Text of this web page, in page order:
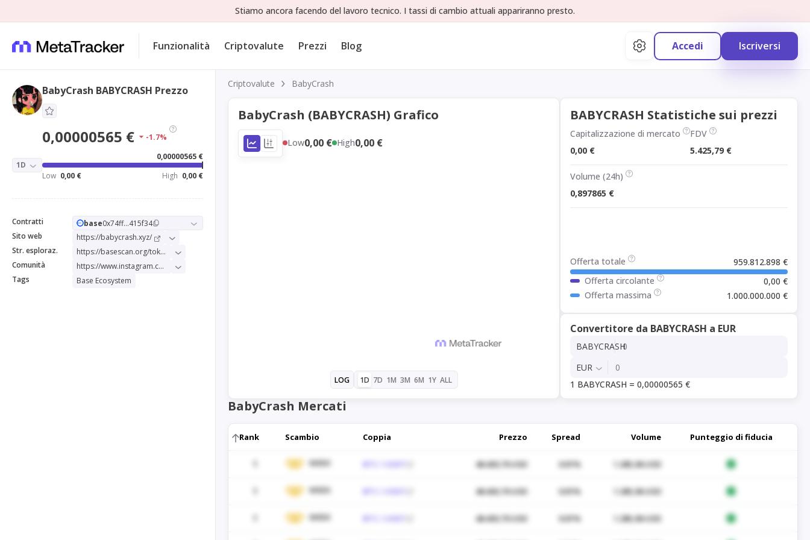
Stiamo ancora facendo del lavoro tecnico. I tassi di cambio attuali appariranno presto.
Funzionalità Criptovalute Prezzi Blog Accedi Iscriversi
BabyCrash BABYCRASH Prezzo
0,00000565 € -1.7%
1D
0,00000565 €
Low 0,00 € High 0,00 €
Contratti base0x74ff...415f34
Sito web
https://babycrash.xyz/
Str. esploraz.
https://basescan.org/token/0x74ff3cbf86f95fea386f79633d7bc4460d415f34
Comunità
https://www.instagram.com/babycrashbase/
Tags
Base Ecosystem
Criptovalute BabyCrash
BabyCrash (BABYCRASH) Grafico
Low0,00 € High0,00 €
LOG 1D 7D 1M 3M 6M 1Y ALL
BABYCRASH Statistiche sui prezzi
Capitalizzazione di mercato
0,00 €
FDV
5.425,79 €
Volume (24h)
0,897865 €
Offerta totale
959.812.898 €
Offerta circolante
0,00 €
Offerta massima
1.000.000.000 €
Convertitore da BABYCRASH a EUR
BABYCRASH
EUR
1 BABYCRASH = 0,00000565 €
BabyCrash Mercati
Rank Scambio Coppia Prezzo Spread Volume Punteggio di fiducia
WEEX 48.430,70 USD 0.01% 1.285,06 USD
WEEX 48.430,70 USD 0.01% 1.285,06 USD
WEEX 48.430,70 USD 0.01% 1.285,06 USD